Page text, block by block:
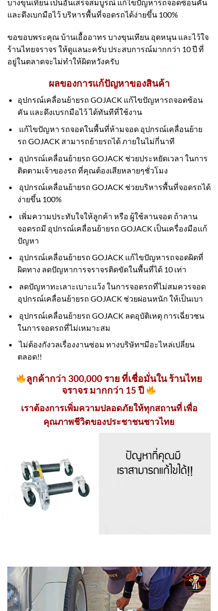
บางขุนเทียน เป็นอันเสร็จสมบูรณ์ แก้ไขปัญหารถจอดซ้อนคัน
และดึงเบกมือไว้ บริหารพื้นที่จอดรถได้ง่ายขึ้น 100%
ขอขอบพระคุณ บ้านเอื้ออาทร บางขุนเทียน อุดหนุน และไว้ใจ
ร้านไทยจราจร ให้ดูแลนะครับ ประสบการณ์มากกว่า 10 ปี ที่
อยู่ในตลาดจะไม่ทำให้ผิดหวังครับ
ผลของการแก้ปัญหาของสินค้า
อุปกรณ์เคลื่อนย้ายรถ GOJACK แก้ไขปัญหารถจอดซ้อน
คัน และดึงเบรกมือไว้ ได้ทันทีที่ใช้งาน
แก้ไขปัญหา รถจอดในพื้นที่ห้ามจอด อุปกรณ์เคลื่อนย้าย
รถ GOJACK สามารถย้ายรถได้ ภายในไม่กี่นาที
อุปกรณ์เคลื่อนย้ายรถ GOJACK ช่วยประหยัดเวลา ในการ
ติดตามเจ้าของรถ ที่คุณต้องเสียหลายๆชั่วโมง
อุปกรณ์เคลื่อนย้ายรถ GOJACK ช่วยบริหารพื้นที่จอดรถได้
ง่ายขึ้น 100%
เพิ่มความประทับใจให้ลูกค้า หรือ ผู้ใช้ลานจอด ถ้าลาน
จอดรถมี อุปกรณ์เคลื่อนย้ายรถ GOJACK เป็นเครื่องมือแก้
ปัญหา
อุปกรณ์เคลื่อนย้ายรถ GOJACK แก้ไขปัญหารถจอดผิดที่
ผิดทาง ลดปัญหาการจราจรติดขัดในพื้นที่ได้ 10 เท่า
ลดปัญหาทะเลาะเบาะแว้ง ในการจอดรถที่ไม่สมควรจอด
อุปกรณ์เคลื่อนย้ายรถ GOJACK ช่วยผ่อนหนัก ให้เป็นเบา
อุปกรณ์เคลื่อนย้ายรถ GOJACK ลดอุบัติเหตุ การเฉี่ยวชน
ในการจอดรถที่ไม่เหมาะสม
ไม่ต้องกังวลเรื่องงานซ่อม ทางบริษัทฯมีอะไหล่เปลี่ยน
ตลอด!!
ลูกค้ากว่า 300,000 ราย ที่เชื่อมั่นใน ร้านไทย
จราจร มากกว่า 15 ปี
เราต้องการเพิ่มความปลอดภัยให้ทุกสถานที่ เพื่อ
คุณภาพชีวิตของประชาชนชาวไทย